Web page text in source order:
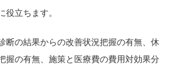
役立ちます。
断の結果からの改善状況把握の有無、休
握の有無、施策と医療費の費用対効果分